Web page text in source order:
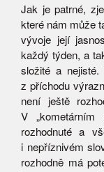
Jak je patrné,
které nám může
vývoje její
každý týden, a
složité a
z příchodu
není ještě
V
rozhodnuté a
i nepříznivém
rozhodně má